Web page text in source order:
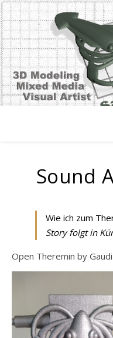
Sound
Wie ich zum
Story folgt in
Open Theremin by